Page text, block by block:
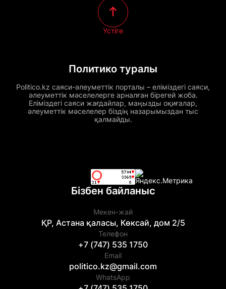
Политико туралы
Politico.kz саяси-әлеуметтік порталы – еліміздегі саяси,
әлеуметтік мәселелерге арналған бірегей жоба.
Еліміздегі саяси жағдайлар, маңызды оқиғалар,
әлеуметтік мәселелер біздің назарымыздан тыс
қалмайды.
Үстіге
Бізбен байланыс
Мекен-жай
ҚР, Астана қаласы, Көксай, дом 2/5
Телефон
+7 (747) 535 1750
Email
politico.kz@gmail.com
WhatsApp